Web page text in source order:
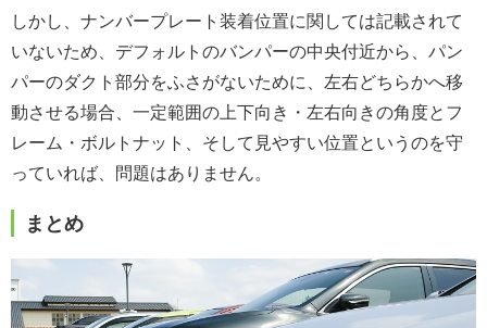
しかし、ナンバープレート装着位置に関しては記載されて
いないため、デフォルトのバンパーの中央付近から、パン
パーのダクト部分をふさがないために、左右どちらかへ移
動させる場合、一定範囲の上下向き・左右向きの角度とフ
レーム・ボルトナット、そして見やすい位置というのを守
っていれば、問題はありません。
まとめ